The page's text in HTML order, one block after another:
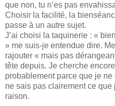
que non, tu n’es pas
Choisir la facilité, la
passe à un autre sujet.
J’ai choisi la taquinerie : «
» me suis-je entendue dire.
rajouter « mais pas
tête depuis. Je cherche
probablement parce que je
ne sais pas clairement ce
raison.